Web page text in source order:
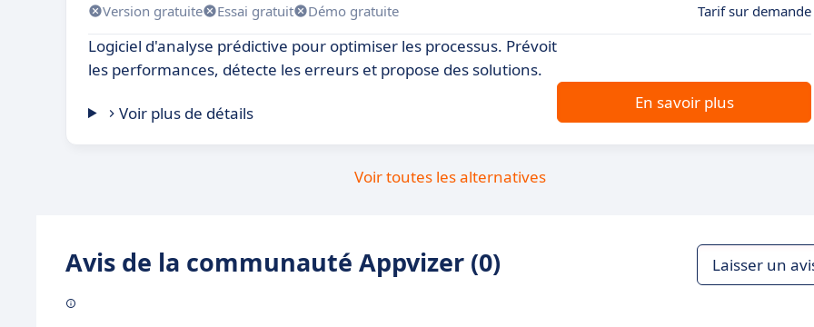
Version gratuite Essai gratuit Démo gratuite Tarif sur demande
Logiciel d'analyse prédictive pour optimiser les processus. Prévoit
les performances, détecte les erreurs et propose des solutions.
Voir plus de détails
En savoir plus
Voir toutes les alternatives
Avis de la communauté Appvizer (0) Laisser un